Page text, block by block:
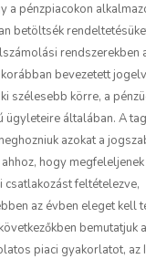
a pénzpiacokon
betöltsék
rendszerekben
bevezetett
szélesebb körre, a
ügyleteire általában. A
azokat a
hogy
csatlakozást feltételezve,
az évben eleget kell
bemutatjuk
piaci gyakorlatot, az